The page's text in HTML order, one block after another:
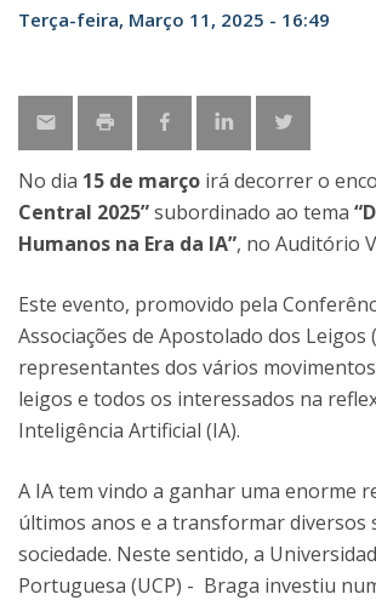
Terça-feira, Março 11, 2025 - 16:49
No dia 15 de março irá decorrer o
Central 2025”subordinado ao tema
Humanos na Era da IA”, no Auditório
Este evento, promovido pela
Associações de Apostolado dos Leigos
representantes dos vários
leigos e todos os interessados na
Inteligência Artificial (IA).
A IA tem vindo a ganhar uma enorme
últimos anos e a transformar diversos
sociedade. Neste sentido, a
Portuguesa (UCP) - Braga investiu